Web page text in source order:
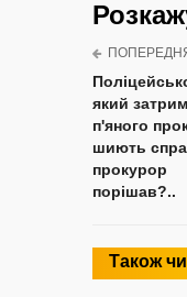
який
п'яного
шиють
прокурор
порішав?..
Також